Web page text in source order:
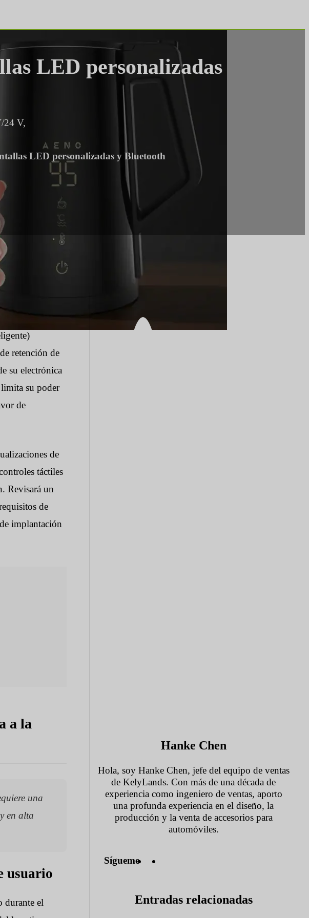
LED personalizadas
24 V,
LED personalizadas y Bluetooth
retención de
su electrónica
su poder
de
de
táctiles
Revisará un
de
implantación
a la
una
en alta
usuario
durante el
Hanke Chen
Hola, soy Hanke Chen, jefe del equipo de ventas
de KelyLands. Con más de una década de
experiencia como ingeniero de ventas, aporto
una profunda experiencia en el diseño, la
producción y la venta de accesorios para
automóviles.
Sígueme
Entradas relacionadas